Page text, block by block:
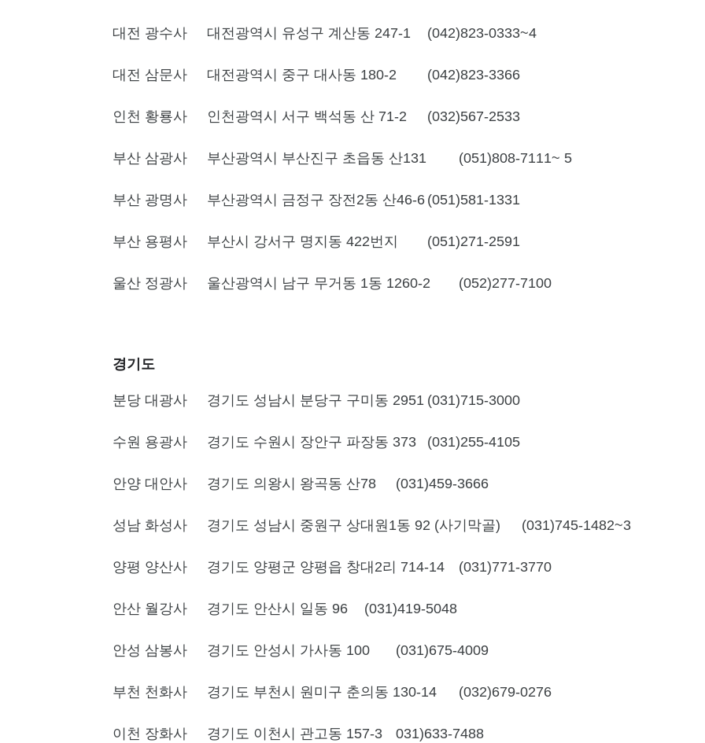
대전 광수사 대전광역시 유성구 계산동 247-1 (042)823-0333~4
대전 삼문사 대전광역시 중구 대사동 180-2 (042)823-3366
인천 황룡사 인천광역시 서구 백석동 산 71-2 (032)567-2533
부산 삼광사 부산광역시 부산진구 초읍동 산131 (051)808-7111~ 5
부산 광명사 부산광역시 금정구 장전2동 산46-6 (051)581-1331
부산 용평사 부산시 강서구 명지동 422번지 (051)271-2591
울산 정광사 울산광역시 남구 무거동 1동 1260-2 (052)277-7100
경기도
분당 대광사 경기도 성남시 분당구 구미동 2951 (031)715-3000
수원 용광사 경기도 수원시 장안구 파장동 373 (031)255-4105
안양 대안사 경기도 의왕시 왕곡동 산78 (031)459-3666
성남 화성사 경기도 성남시 중원구 상대원1동 92 (사기막골) (031)745-1482~3
양평 양산사 경기도 양평군 양평읍 창대2리 714-14 (031)771-3770
안산 월강사 경기도 안산시 일동 96 (031)419-5048
안성 삼봉사 경기도 안성시 가사동 100 (031)675-4009
부천 천화사 경기도 부천시 원미구 춘의동 130-14 (032)679-0276
이천 장화사 경기도 이천시 관고동 157-3 031)633-7488